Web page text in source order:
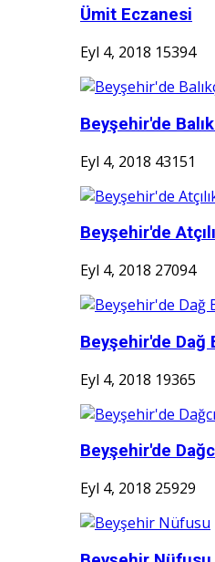
Ümit Eczanesi
Eyl 4, 2018 15394
Beyşehir'de
Eyl 4, 2018 43151
Beyşehir'de
Eyl 4, 2018 27094
Beyşehir'de
Eyl 4, 2018 19365
Beyşehir'de
Eyl 4, 2018 25929